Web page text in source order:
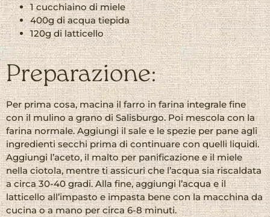
1 cucchiaino di miele
400g di acqua tiepida
120g di latticello
Preparazione:
Per prima cosa, macina il farro in farina integrale fine
con il mulino a grano di Salisburgo. Poi mescola con la
farina normale. Aggiungi il sale e le spezie per pane agli
ingredienti secchi prima di continuare con quelli liquidi.
Aggiungi l’aceto, il malto per panificazione e il miele
nella ciotola, mentre ti assicuri che l’acqua sia riscaldata
a circa 30-40 gradi. Alla fine, aggiungi l’acqua e il
latticello all’impasto e impasta bene con la macchina da
cucina o a mano per circa 6-8 minuti.